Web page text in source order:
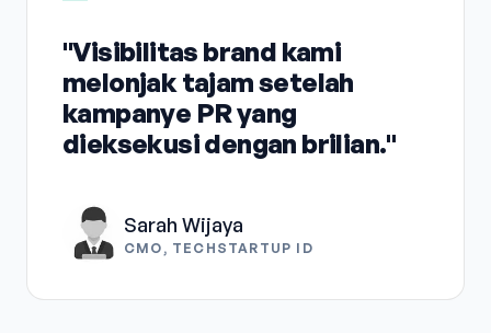
"Visibilitas brand kami
melonjak tajam setelah
kampanye PR yang
dieksekusi dengan brilian."
Sarah Wijaya
CMO, TECHSTARTUP ID